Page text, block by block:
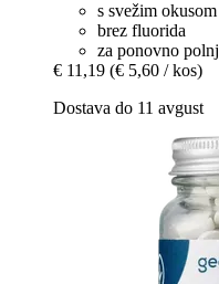
s svežim
brez fluorida
za ponovno
€ 11,19 (€ 5,60 / kos)
Dostava do 11 avgust